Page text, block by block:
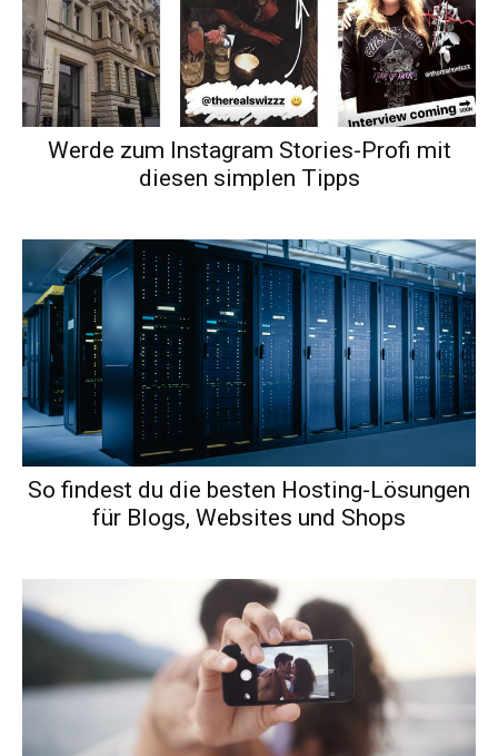
Werde zum Instagram Stories-Profi mit
diesen simplen Tipps
So findest du die besten Hosting-Lösungen
für Blogs, Websites und Shops